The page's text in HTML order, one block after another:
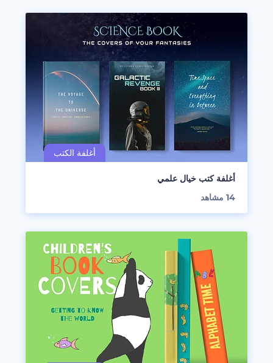
أغلفة كتب خيال علمي
14 مشاهد